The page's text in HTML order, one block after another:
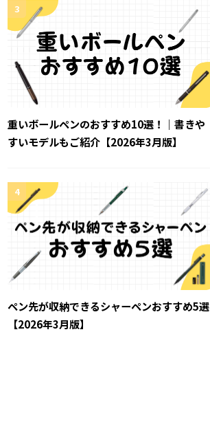
3
重いボールペンのおすすめ10選！｜書きや
すいモデルもご紹介【2026年3月版】
4
ペン先が収納できるシャーペンおすすめ5選
【2026年3月版】